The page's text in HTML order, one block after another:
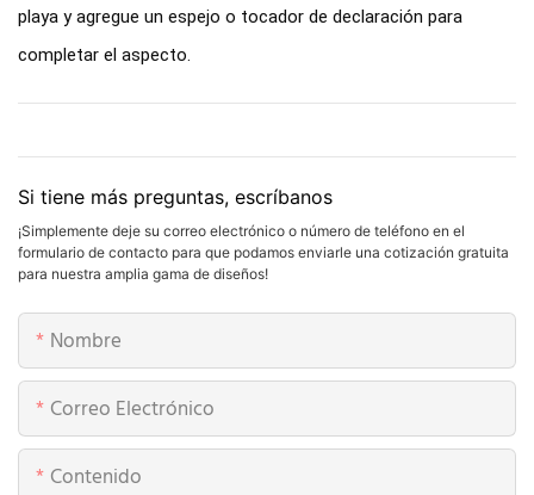
playa y agregue un espejo o tocador de declaración para
completar el aspecto.
Si tiene más preguntas, escríbanos
¡Simplemente deje su correo electrónico o número de teléfono en el
formulario de contacto para que podamos enviarle una cotización gratuita
para nuestra amplia gama de diseños!
Nombre
Correo Electrónico
Contenido